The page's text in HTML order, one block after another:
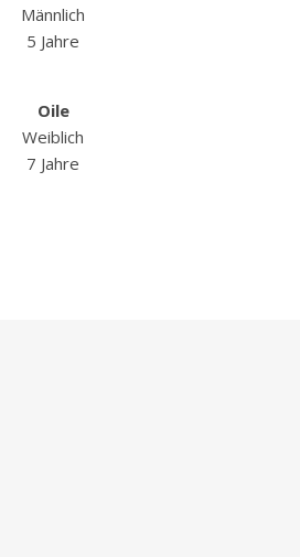
Männlich
5 Jahre
Oile
Weiblich
7 Jahre